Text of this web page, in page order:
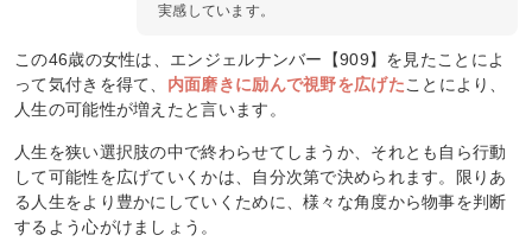
実感しています。
この46歳の女性は、エンジェルナンバー【909】を見たことによ
って気付きを得て、 内面磨きに励んで視野を広げたことにより、
人生の可能性が増えたと言います。
人生を狭い選択肢の中で終わらせてしまうか、それとも自ら行動
して可能性を広げていくかは、自分次第で決められます。限りあ
る人生をより豊かにしていくために、様々な角度から物事を判断
するよう心がけましょう。